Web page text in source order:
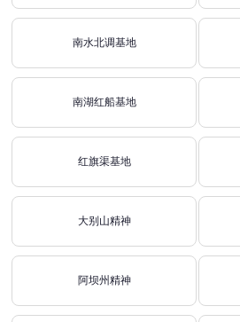
南水北调基地
南湖红船基地
红旗渠基地
大别山精神
阿坝州精神